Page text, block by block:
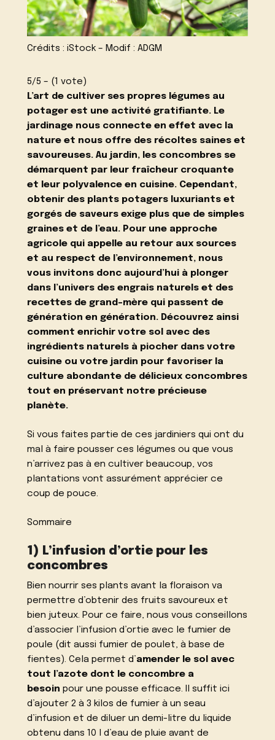
Crédits : iStock – Modif : ADGM
5/5 – (1 vote)
L’art de cultiver ses propres légumes au
potager est une activité gratifiante. Le
jardinage nous connecte en effet avec la
nature et nous offre des récoltes saines et
savoureuses. Au jardin, les concombres se
démarquent par leur fraîcheur croquante
et leur polyvalence en cuisine. Cependant,
obtenir des plants potagers luxuriants et
gorgés de saveurs exige plus que de simples
graines et de l’eau. Pour une approche
agricole qui appelle au retour aux sources
et au respect de l’environnement, nous
vous invitons donc aujourd’hui à plonger
dans l’univers des engrais naturels et des
recettes de grand-mère qui passent de
génération en génération. Découvrez ainsi
comment enrichir votre sol avec des
ingrédients naturels à piocher dans votre
cuisine ou votre jardin pour favoriser la
culture abondante de délicieux concombres
tout en préservant notre précieuse
planète.
Si vous faites partie de ces jardiniers qui ont du
mal à faire pousser ces légumes ou que vous
n’arrivez pas à en cultiver beaucoup, vos
plantations vont assurément apprécier ce
coup de pouce.
Sommaire
1) L’infusion d’ortie pour les
concombres
Bien nourrir ses plants avant la floraison va
permettre d’obtenir des fruits savoureux et
bien juteux. Pour ce faire, nous vous conseillons
d’associer l’infusion d’ortie avec le fumier de
poule (dit aussi fumier de poulet, à base de
fientes). Cela permet d’amender le sol avec
tout l’azote dont le concombre a
besoin pour une pousse efficace. Il suffit ici
d’ajouter 2 à 3 kilos de fumier à un seau
d’infusion et de diluer un demi-litre du liquide
obtenu dans 10 l d’eau de pluie avant de